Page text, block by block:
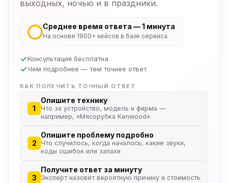
выходных, ночью и в праздники.
Среднее время ответа — 1 минута
На основе 1900+ кейсов в базе сервиса
Консультация бесплатна
Чем подробнее — тем точнее ответ
КАК ПОЛУЧИТЬ ТОЧНЫЙ ОТВЕТ
1
Опишите технику
Что за устройство, модель и фирма —
например, «Мясорубка Kenwood»
2
Опишите проблему подробно
Что случилось, когда началось, какие звуки,
коды ошибок или запахи
3
Получите ответ за минуту
Эксперт назовёт вероятную причину и стоимость